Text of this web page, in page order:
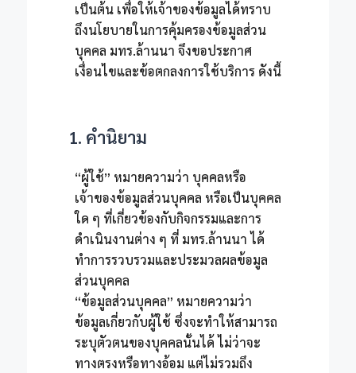
เป็นต้น เพื่อให้เจ้าของข้อมูลได้ทราบ
ถึงนโยบายในการคุ้มครองข้อมูลส่วน
บุคคล มทร.ล้านนา จึงขอประกาศ
เงื่อนไขและข้อตกลงการใช้บริการ ดังนี้
1. คำนิยาม
“ผู้ใช้” หมายความว่า บุคคลหรือ
เจ้าของข้อมูลส่วนบุคคล หรือเป็นบุคคล
ใด ๆ ที่เกี่ยวข้องกับกิจกรรมและการ
ดำเนินงานต่าง ๆ ที่ มทร.ล้านนา ได้
ทำการรวบรวมและประมวลผลข้อมูล
ส่วนบุคคล
“ข้อมูลส่วนบุคคล” หมายความว่า
ข้อมูลเกี่ยวกับผู้ใช้ ซึ่งจะทำให้สามารถ
ระบุตัวตนของบุคคลนั้นได้ ไม่ว่าจะ
ทางตรงหรือทางอ้อม แต่ไม่รวมถึง